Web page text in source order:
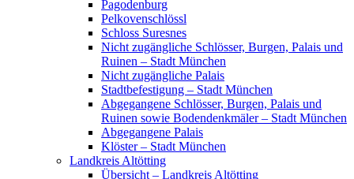
Pagodenburg
Pelkovenschlössl
Schloss Suresnes
Nicht zugängliche Schlösser, Burgen, Palais und
Ruinen – Stadt München
Nicht zugängliche Palais
Stadtbefestigung – Stadt München
Abgegangene Schlösser, Burgen, Palais und
Ruinen sowie Bodendenkmäler – Stadt München
Abgegangene Palais
Klöster – Stadt München
Landkreis Altötting
Übersicht – Landkreis Altötting